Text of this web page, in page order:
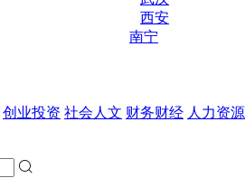
西安
南宁
创业投资 社会人文 财务财经 人力资源